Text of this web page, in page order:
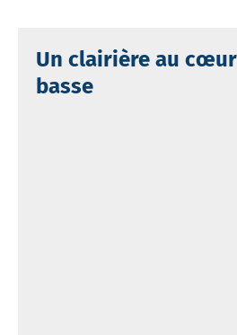
Un clairière au
basse